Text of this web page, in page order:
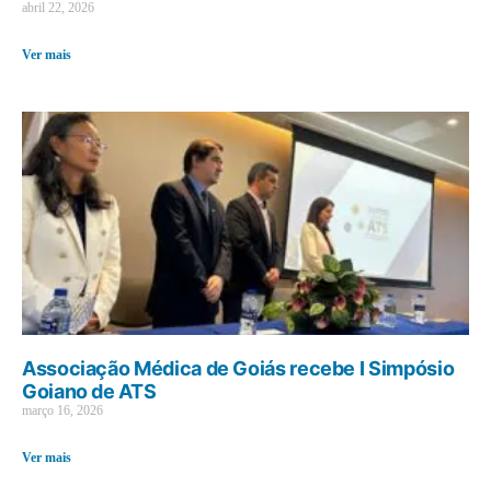
abril 22, 2026
Ver mais
Associação Médica de Goiás recebe I Simpósio
Goiano de ATS
março 16, 2026
Ver mais